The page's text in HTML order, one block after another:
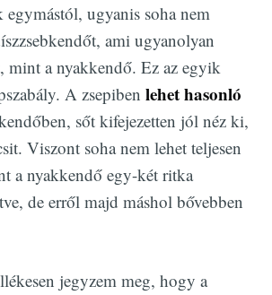
egymástól, ugyanis soha nem
ami ugyanolyan
mint a nyakkendő. Ez az egyik
A zsepiben lehet hasonló
sőt kifejezetten jól néz ki,
Viszont soha nem lehet teljesen
a nyakkendő egy-két ritka
de erről majd máshol bővebben
jegyzem meg, hogy a